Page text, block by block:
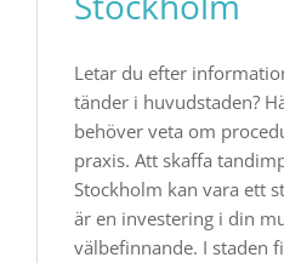
Letar du efter
tänder i huvudstaden?
behöver veta om
praxis. Att skaffa
Stockholm kan vara ett
är en investering i din
välbefinnande. I staden